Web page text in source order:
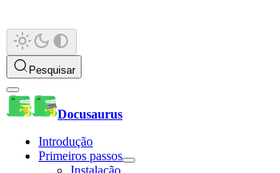
Pesquisar
Docusaurus
Introdução
Primeiros passos